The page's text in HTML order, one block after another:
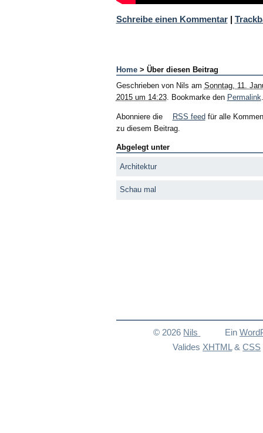
Schreibe einen Kommentar |
Home> Über diesen Beitrag
Geschrieben von Nils am Sonntag, 11.
2015 um 14:23. Bookmarke den Permalink
Abonniere die RSS feed für alle
zu diesem Beitrag.
Abgelegt unter
Architektur
Schau mal
© 2026 Nils Ein
Valides XHTML &CSS